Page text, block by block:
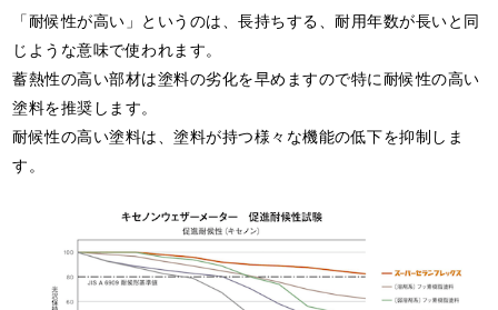
「耐候性が高い」というのは、長持ちする、耐用年数が長いと同
じような意味で使われます。
蓄熱性の高い部材は塗料の劣化を早めますので特に耐候性の高い
塗料を推奨します。
耐候性の高い塗料は、塗料が持つ様々な機能の低下を抑制しま
す。